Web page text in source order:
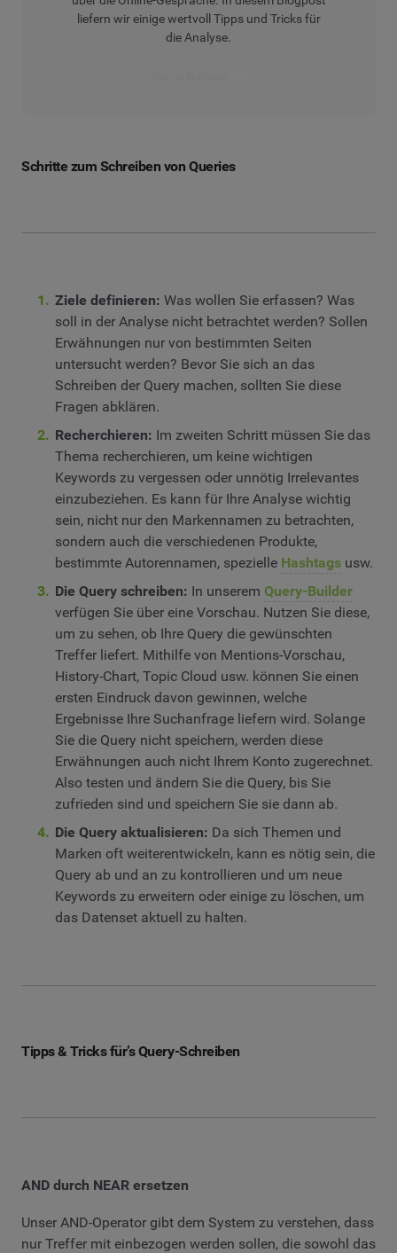
liefern wir einige wertvoll Tipps und Tricks für
die Analyse.
Schritte zum Schreiben von Queries
Ziele definieren: Was wollen Sie erfassen? Was
soll in der Analyse nicht betrachtet werden? Sollen
Erwähnungen nur von bestimmten Seiten
untersucht werden? Bevor Sie sich an das
Schreiben der Query machen, sollten Sie diese
Fragen abklären.
Recherchieren: Im zweiten Schritt müssen Sie das
Thema recherchieren, um keine wichtigen
Keywords zu vergessen oder unnötig Irrelevantes
einzubeziehen. Es kann für Ihre Analyse wichtig
sein, nicht nur den Markennamen zu betrachten,
sondern auch die verschiedenen Produkte,
bestimmte Autorennamen, spezielle Hashtags usw.
Die Query schreiben: In unseremQuery-Builder
verfügen Sie über eine Vorschau. Nutzen Sie diese,
um zu sehen, ob Ihre Query die gewünschten
Treffer liefert. Mithilfe von Mentions-Vorschau,
History-Chart, Topic Cloud usw. können Sie einen
ersten Eindruck davon gewinnen, welche
Ergebnisse Ihre Suchanfrage liefern wird. Solange
Sie die Query nicht speichern, werden diese
Erwähnungen auch nicht Ihrem Konto zugerechnet.
Also testen und ändern Sie die Query, bis Sie
zufrieden sind und speichern Sie sie dann ab.
Die Query aktualisieren: Da sich Themen und
Marken oft weiterentwickeln, kann es nötig sein, die
Query ab und an zu kontrollieren und um neue
Keywords zu erweitern oder einige zu löschen, um
das Datenset aktuell zu halten.
Tipps & Tricks für’s Query-Schreiben
AND durch NEAR ersetzen
Unser AND-Operator gibt dem System zu verstehen, dass
nur Treffer mit einbezogen werden sollen, die sowohl das